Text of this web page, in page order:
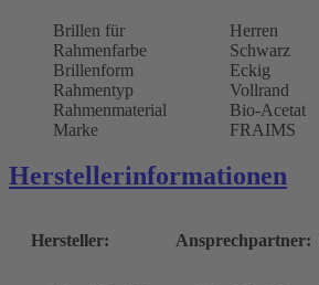
Brillen für
Herren
Rahmenfarbe
Schwarz
Brillenform
Eckig
Rahmentyp
Vollrand
Rahmenmaterial
Bio-Acetat
Marke
FRAIMS
Herstellerinformationen
Hersteller: Ansprechpartner: